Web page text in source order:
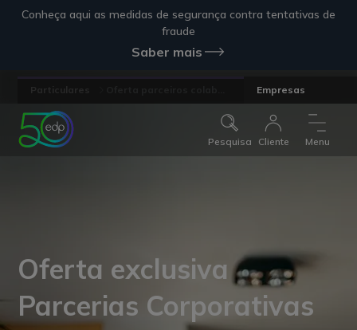
Conheça aqui as medidas de segurança contra tentativas de
fraude
Saber mais
Empresas
Pesquisa Cliente Menu
Oferta exclusiva
Parcerias Corporativas